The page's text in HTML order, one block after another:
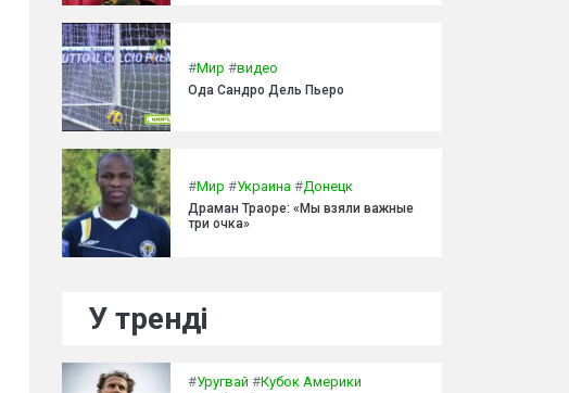
#Мир #видео
Ода Сандро Дель Пьеро
#Мир #Украина #Донецк
Драман Траоре: «Мы взяли важные
три очка»
У тренді
#Уругвай #Кубок Америки